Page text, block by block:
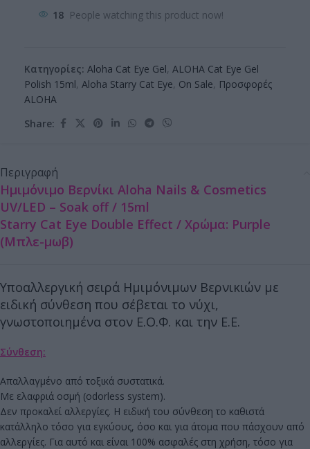
18 People watching this product now!
Κατηγορίες: Aloha Cat Eye Gel, ALOHA Cat Eye Gel
Polish 15ml, Aloha Starry Cat Eye, On Sale, Προσφορές
ALOHA
Share:
Περιγραφή
Ημιμόνιμο Βερνίκι Aloha Nails & Cosmetics
UV/LED – Soak off / 15ml
Starry Cat Eye Double Effect / Χρώμα: Purple
(Μπλε-μωβ)
Υποαλλεργική σειρά Ημιμόνιμων Βερνικιών με
ειδική σύνθεση που σέβεται το νύχι,
γνωστοποιημένα στον Ε.Ο.Φ. και την Ε.Ε.
Σύνθεση:
Απαλλαγμένο από τοξικά συστατικά.
Με ελαφριά οσμή (odorless system).
Δεν προκαλεί αλλεργίες. Η ειδική του σύνθεση το καθιστά
κατάλληλο τόσο για εγκύους, όσο και για άτομα που πάσχουν από
αλλεργίες. Για αυτό και είναι 100% ασφαλές στη χρήση, τόσο για